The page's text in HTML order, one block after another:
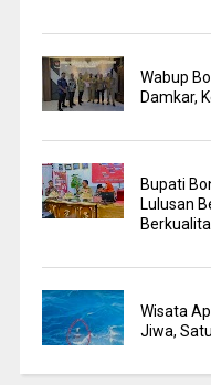
Wabup
Damkar,
Bupati
Lulusan
Wisata
Jiwa,